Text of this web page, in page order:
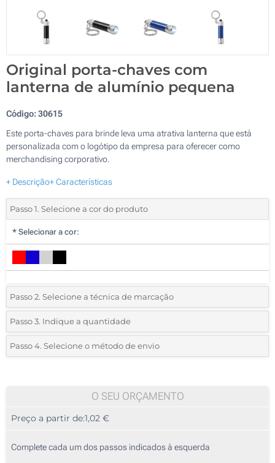
Original porta-chaves com
lanterna de alumínio pequena
Código:30615
Este porta-chaves para brinde leva uma atrativa lanterna que está
personalizada com o logótipo da empresa para oferecer como
merchandising corporativo.
+ Descrição+ Características
Passo 1. Selecione a cor do produto
* Selecionar a cor:
Passo 2. Selecione a técnica de marcação
*Selecione o tipo de marcação e as cores do logotipo:
1 Cor (Num lado)
Passo 3. Indique a quantidade
*Quantidade mínima:25
50
125
Passo 4. Selecione o método de envio
O SEU ORÇAMENTO
Preço a partir de:1,02 €
Complete cada um dos passos indicados à esquerda